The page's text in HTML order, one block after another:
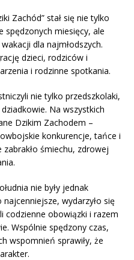
Zachód” stał się nie tylko
spędzonych miesięcy, ale
dla najmłodszych.
dzieci, rodziców i
i rodzinne spotkania.
nie tylko przedszkolaki,
Na wszystkich
Dzikim Zachodem –
konkurencje, tańce i
śmiechu, zdrowej
nie były jednak
wydarzyło się
codzienne obowiązki i razem
Wspólnie spędzony czas,
wspomnień sprawiły, że